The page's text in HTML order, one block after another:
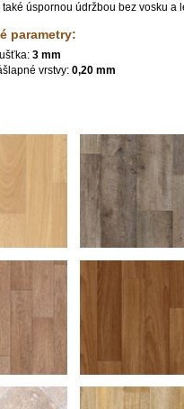
úspornou údržbou bez vosku a
parametry:
3 mm
vrstvy: 0,20 mm